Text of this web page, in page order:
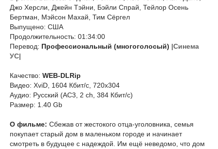
Джо Херсли, Джейн Тэйни, Бэйли Спрай, Тейлор Осень
Бертман, Мэйсон Махай, Тим Сёргел
Выпущено: США
Продолжительность: 01:34:00
Перевод: Профессиональный (многоголосый) |Синема
УС|
Качество: WEB-DLRip
Видео: XviD, 1604 Кбит/с, 720x304
Аудио: Русский (AC3, 2 ch, 384 Кбит/с)
Размер: 1.40 Gb
О фильме: Сбежав от жестокого отца-уголовника, семья
покупает старый дом в маленьком городе и начинает
смотреть в будущее с надеждой. Им ещё неведомо, что дом